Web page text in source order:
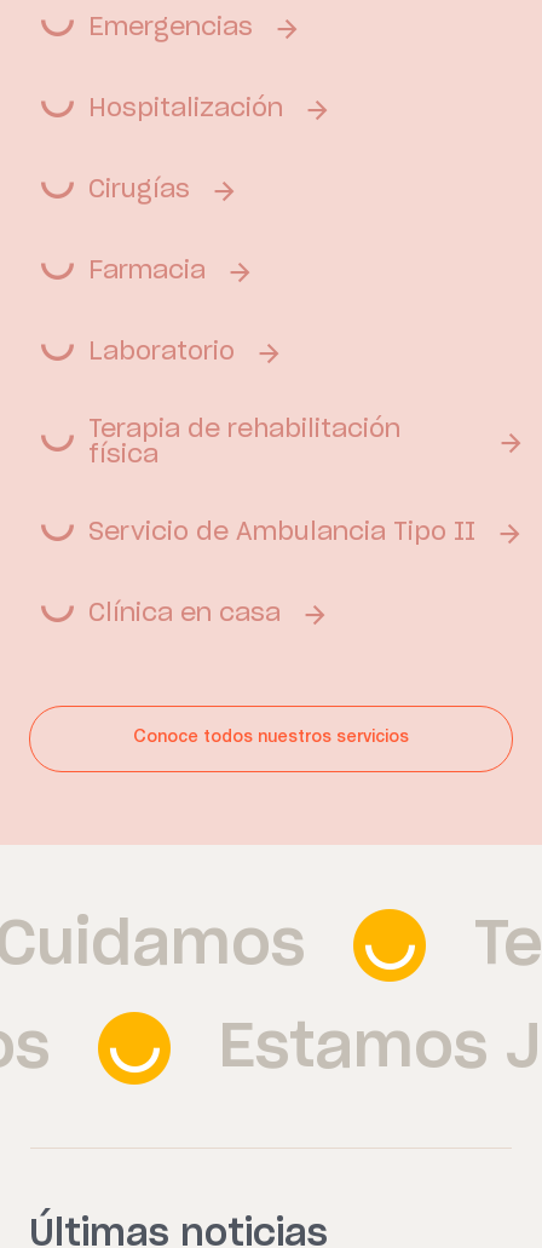
Emergencias
Hospitalización
Cirugías
Farmacia
Laboratorio
Terapia de rehabilitación
física
Servicio de Ambulancia Tipo II
Clínica en casa
Conoce todos nuestros servicios
Cuidamos
Estamos
Últimas noticias